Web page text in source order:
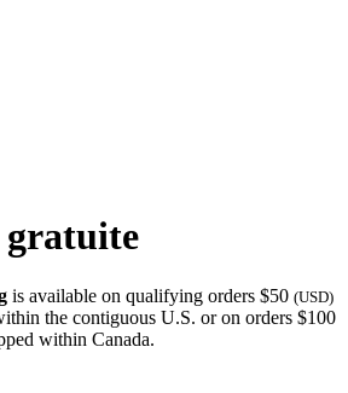
is available on qualifying orders $50 (USD)
the contiguous U.S. or on orders $100
within Canada.